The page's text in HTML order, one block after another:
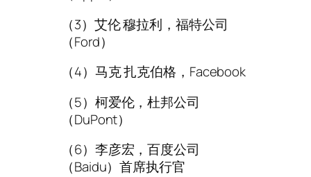
（3）艾伦 穆拉利，福特公司
（Ford）
（4）马克 扎克伯格，Facebook
（5）柯爱伦，杜邦公司
（DuPont）
（6）李彦宏，百度公司
（Baidu）首席执行官